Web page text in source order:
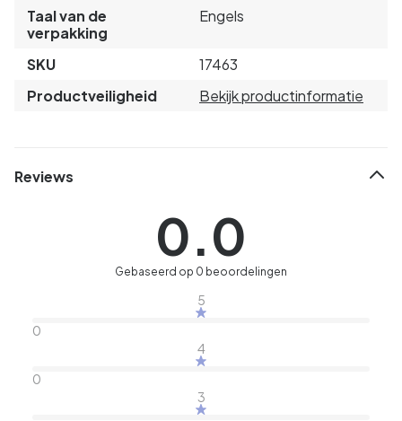
Taal van de
verpakking
Engels
SKU
17463
Productveiligheid
Bekijk productinformatie
Reviews
0.0
Gebaseerd op 0 beoordelingen
5
0
4
0
3